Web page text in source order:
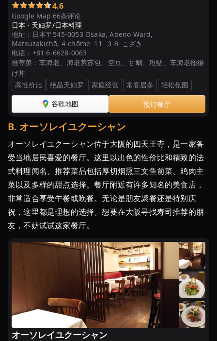
の
ー
バ
イ
キ
ン
グ
が
楽
し
め
る
お
す
レ
ス
ト
ラ
ン
ト
ッ
プ
Google Map 66条评论
4.6
日本 · 天妇罗/日本料理
地址： 日本〒545-0053 Osaka, Abeno Ward,
Matsuzakichō, 4-chōme−11−３８ こざき
电话： +81 6-6628-0063
推荐菜： 车海老、海老紫苏包、空豆、甘鯛、稚鮎、车海老掻揚
げ丼
高性价比
绝品天妇罗 家庭经营 常客居多 轻松氛围
谷歌地图 预订餐厅
B. オーソレイユクーシャン
オーソレイユクーシャン位于大阪的四天王寺，是一家备
受当地居民喜爱的餐厅。这里以出色的性价比和精致的法
式料理闻名。推荐菜品包括厚切烟熏三文鱼前菜、鸡肉主
菜以及多样的甜点选择。餐厅附近有许多知名的美食店，
非常适合享受午餐或晚餐。无论是朋友聚餐还是特别庆
祝，这里都是理想的选择。想要在大阪寻找寿司推荐的朋
友，不妨试试这家餐厅。
オーソレイユクーシャン